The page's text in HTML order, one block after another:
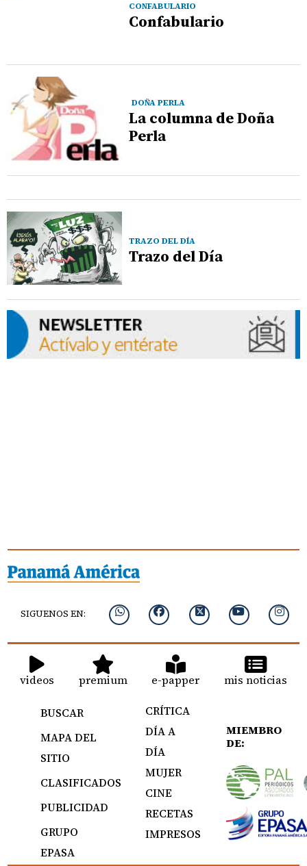
CONFABULARIO
Confabulario
DOÑA PERLA
La columna de Doña
Perla
TRAZO DEL DÍA
Trazo del Día
SIGUENOS EN:
videos premium e-papper mis noticias
BUSCAR
MAPA DEL
SITIO
CLASIFICADOS
PUBLICIDAD
GRUPO
EPASA
CRÍTICA
DÍA A
DÍA
MUJER
CINE
RECETAS
IMPRESOS
MIEMBRO
DE: